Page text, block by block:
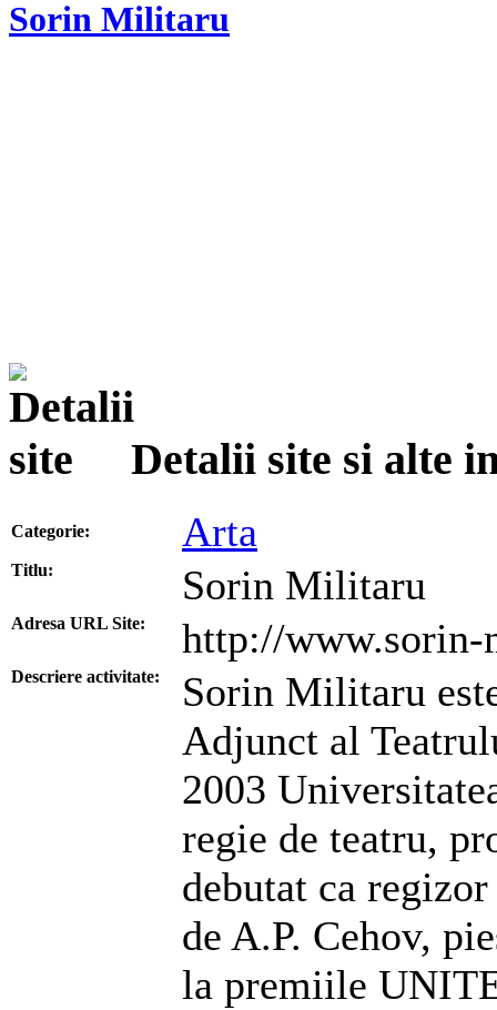
Sorin Militaru
Detalii site si alte
Categorie: Arta
Titlu: Sorin Militaru
Adresa URL Site: http://
Descriere activitate:
Sorin Militaru
Adjunct al
2003
regie de teatru,
debutat ca
de A.P. Cehov,
la premiile